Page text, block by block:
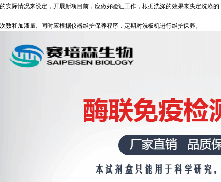
的实际情况来设定，开展新项目前，应做好验证工作，根据洗涤的效果来决定洗涤的
次数和加液量。同时应根据仪器维护保养程序，定期对洗板机进行维护保养。